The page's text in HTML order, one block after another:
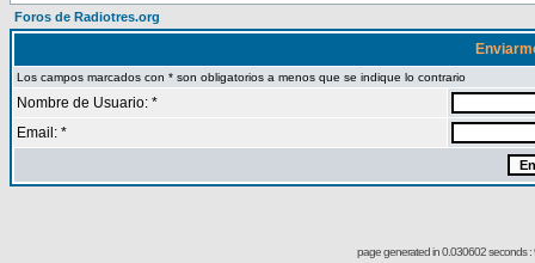
Foros de Radiotres.org
Los campos marcados con * son obligatorios a menos que se indique lo contrario
Nombre de Usuario: *
Email: *
page generated in 0.030602 seconds :